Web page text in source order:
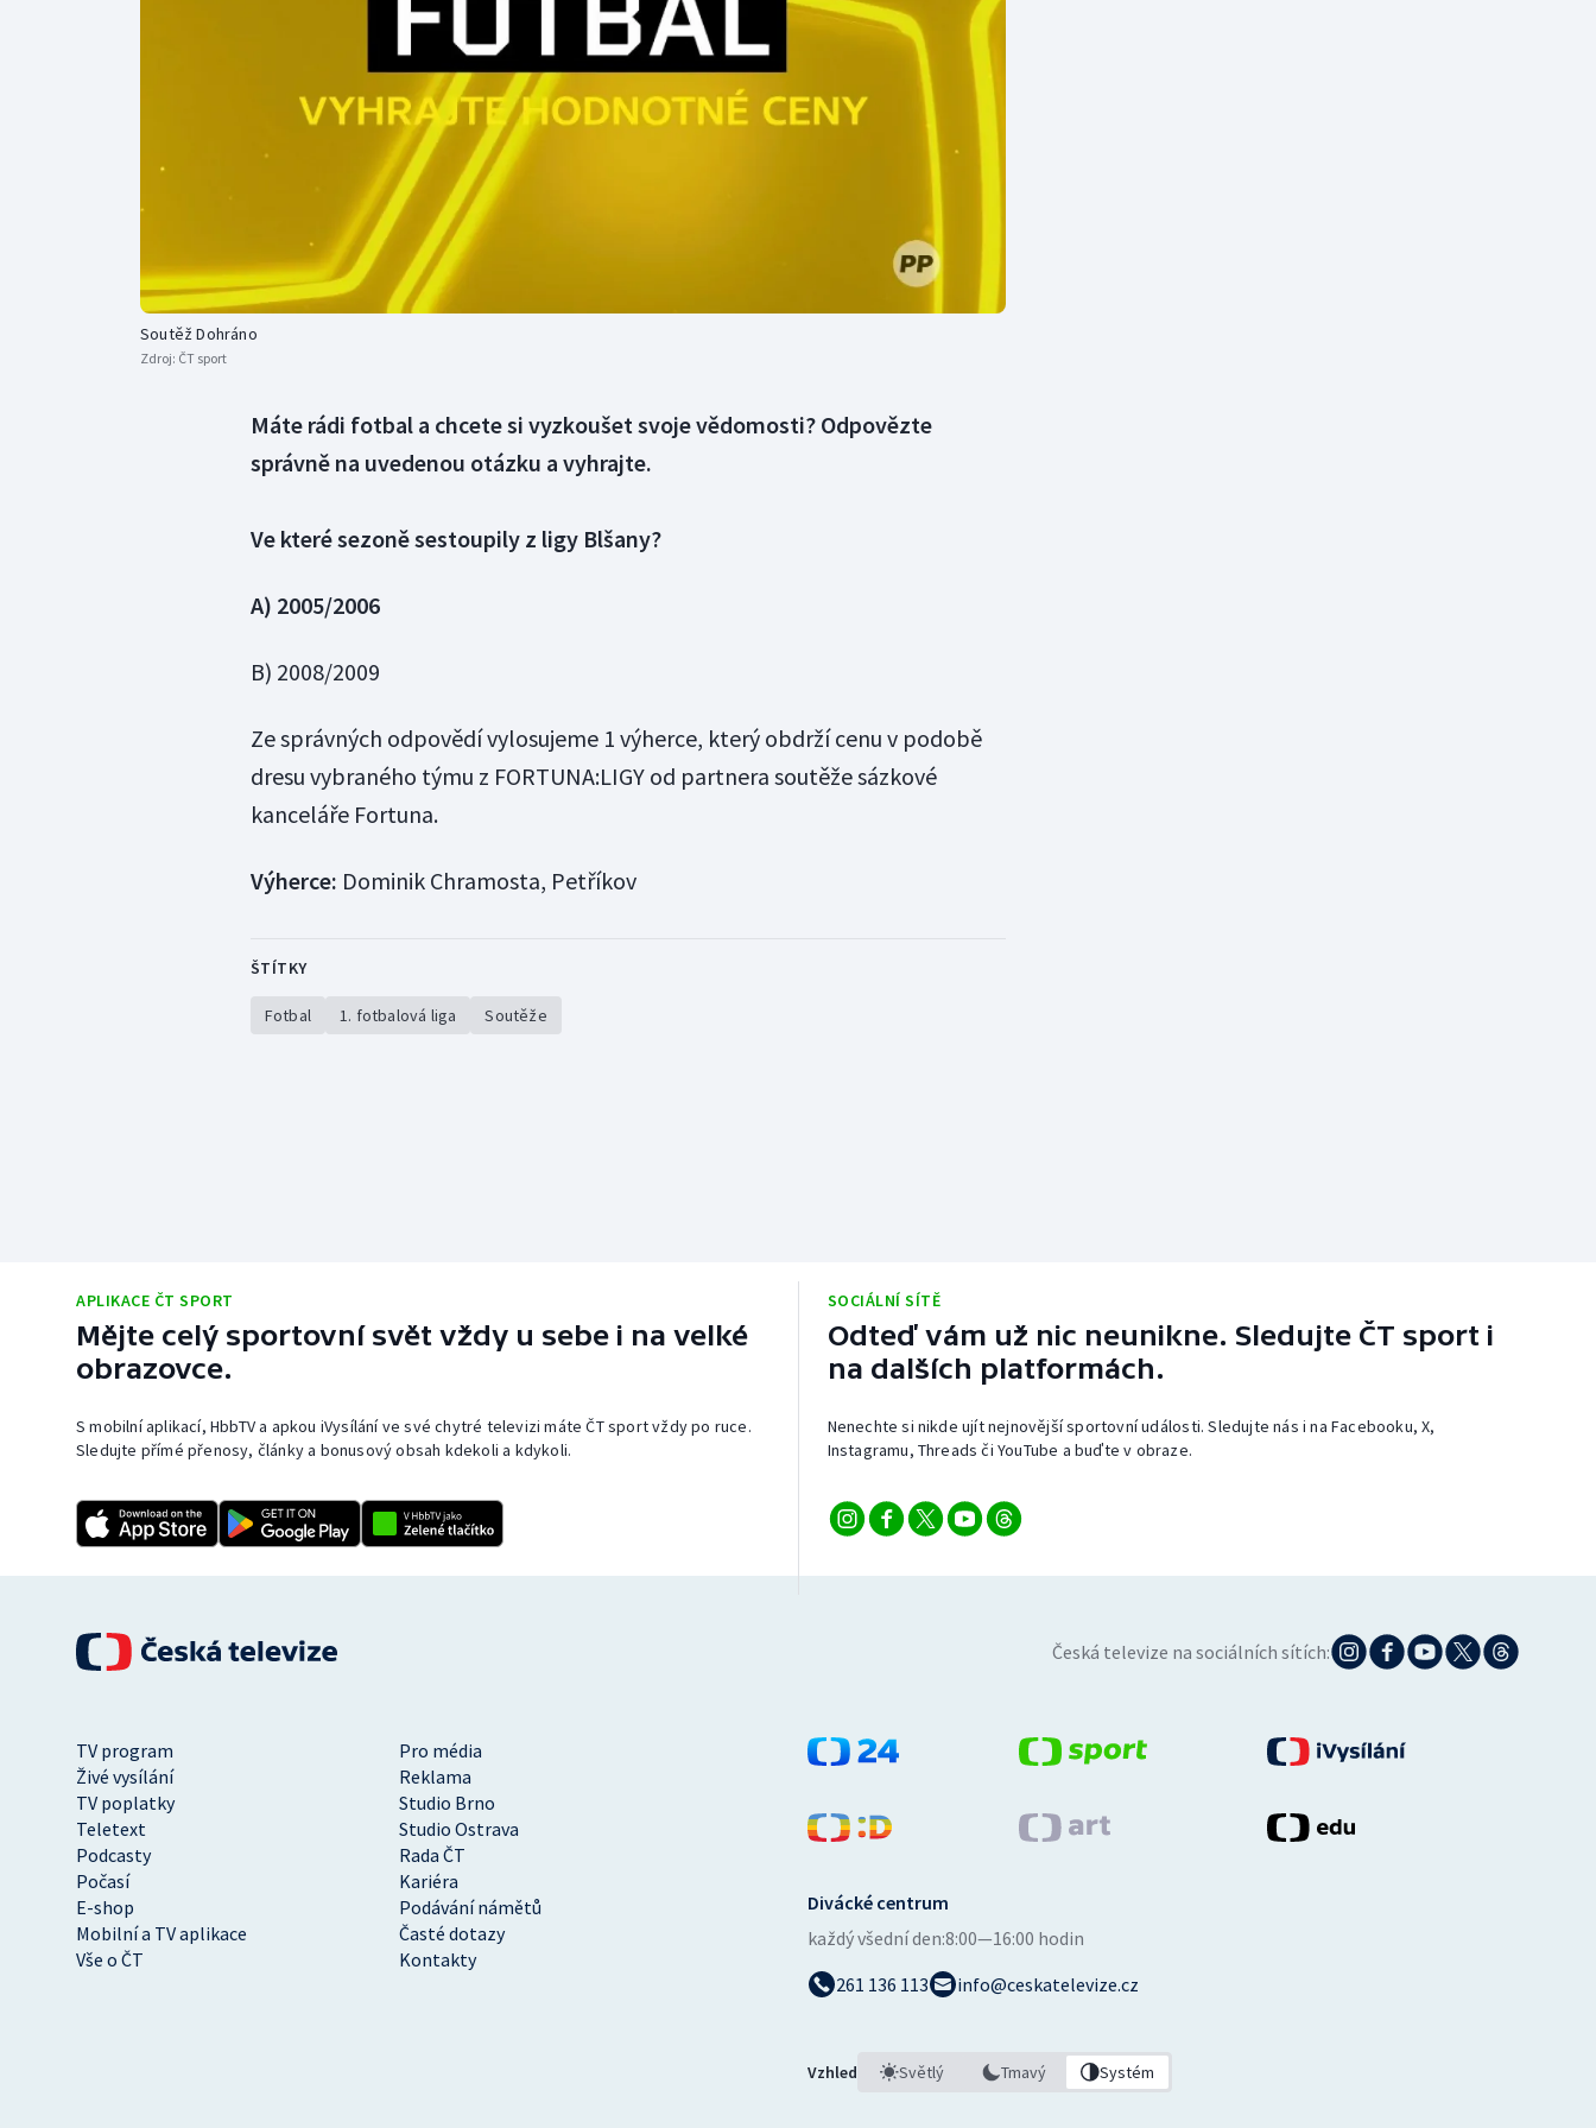
Curling
Dostihy
Florbal
Futsal
Golf
Gymnastika
Moderní pětiboj
Motorsport
Olympijské hry
Triatlon
Veslování
Vodní slalom
Ostatní
Soutěž Dohráno
Zdroj: ČT sport
Máte rádi fotbal a chcete si vyzkoušet svoje vědomosti? Odpovězte
správně na uvedenou otázku a vyhrajte.
Ve které sezoně sestoupily z ligy Blšany?
A) 2005/2006
B) 2008/2009
Ze správných odpovědí vylosujeme 1 výherce, který obdrží cenu v podobě
dresu vybraného týmu z FORTUNA:LIGY od partnera soutěže sázkové
kanceláře Fortuna.
Výherce: Dominik Chramosta, Petříkov
ŠTÍTKY
Fotbal 1. fotbalová liga Soutěže
APLIKACE ČT SPORT
Mějte celý sportovní svět vždy u sebe i na velké
obrazovce.
S mobilní aplikací, HbbTV a apkou iVysílání ve své chytré televizi máte ČT sport vždy po ruce.
Sledujte přímé přenosy, články a bonusový obsah kdekoli a kdykoli.
SOCIÁLNÍ SÍTĚ
Odteď vám už nic neunikne. Sledujte ČT sport i
na dalších platformách.
Nenechte si nikde ujít nejnovější sportovní události. Sledujte nás i na Facebooku, X,
Instagramu, Threads či YouTube a buďte v obraze.
Česká televize na sociálních sítích:
TV program
Pro média
Živé vysílání
Reklama
TV poplatky
Studio Brno
Teletext
Studio Ostrava
Podcasty
Rada ČT
Počasí
Kariéra
E-shop
Podávání námětů
Mobilní a TV aplikace
Časté dotazy
Vše o ČT
Kontakty
Divácké centrum
každý všední den:8:00—16:00 hodin
261 136 113
info@ceskatelevize.cz
Vzhled Světlý Tmavý Systém